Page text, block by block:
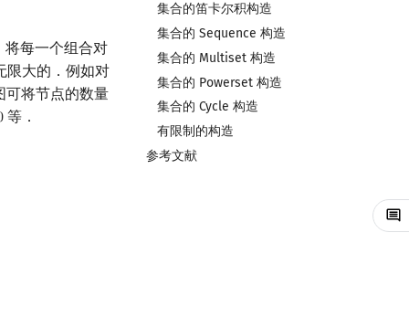
集合的笛卡尔积构造
集合的 Sequence 构造
集合的 Multiset 构造
集合的 Powerset 构造
集合的 Cycle 构造
有限制的构造
参考文献
将每一个组合对
限大的．例如对
可将节点的数量
等．